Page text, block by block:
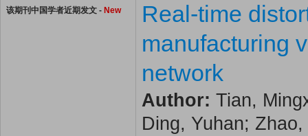
该期刊中国学者近期发文 - New
Real-time
manufacturing
network
Author: Tian,
Ding, Yuhan;